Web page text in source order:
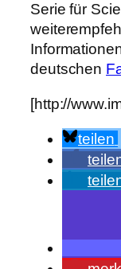
Serie für
deutschen
[http://
teilen